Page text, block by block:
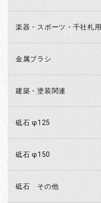
楽器・スポーツ・千社札用
金属ブラシ
建築・塗装関連
砥石 φ125
砥石 φ150
砥石 その他